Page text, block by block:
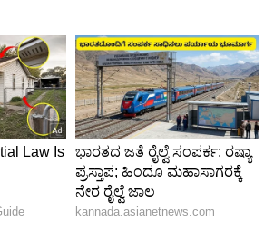
Media
ಕ್ಲಿಪ್ ಲೀಕ್!
ಇಬ್ಬರೂ ಬೇರ್ಪಟ್ಟಿದ್ದೇವೆ ಎಂದು
ಜಿಯಾಂಬ್ರುನೊ ಅವರ
ಆಡಿಯೋ ಕ್ಲಿಪ್‌ಗಳು ಲೀಕ್
ಕೈಗೊಳ್ಳಲಾಯಿತು ಎಂಬುದು